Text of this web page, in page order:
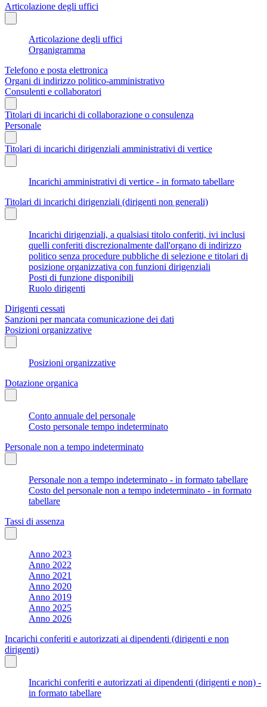
Articolazione degli uffici
Articolazione degli uffici
Organigramma
Telefono e posta elettronica
Organi di indirizzo politico-amministrativo
Consulenti e collaboratori
Titolari di incarichi di collaborazione o consulenza
Personale
Titolari di incarichi dirigenziali amministrativi di vertice
Incarichi amministrativi di vertice - in formato tabellare
Titolari di incarichi dirigenziali (dirigenti non generali)
Incarichi dirigenziali, a qualsiasi titolo conferiti, ivi inclusi
quelli conferiti discrezionalmente dall'organo di indirizzo
politico senza procedure pubbliche di selezione e titolari di
posizione organizzativa con funzioni dirigenziali
Posti di funzione disponibili
Ruolo dirigenti
Dirigenti cessati
Sanzioni per mancata comunicazione dei dati
Posizioni organizzative
Posizioni organizzative
Dotazione organica
Conto annuale del personale
Costo personale tempo indeterminato
Personale non a tempo indeterminato
Personale non a tempo indeterminato - in formato tabellare
Costo del personale non a tempo indeterminato - in formato
tabellare
Tassi di assenza
Anno 2023
Anno 2022
Anno 2021
Anno 2020
Anno 2019
Anno 2025
Anno 2026
Incarichi conferiti e autorizzati ai dipendenti (dirigenti e non
dirigenti)
Incarichi conferiti e autorizzati ai dipendenti (dirigenti e non) -
in formato tabellare